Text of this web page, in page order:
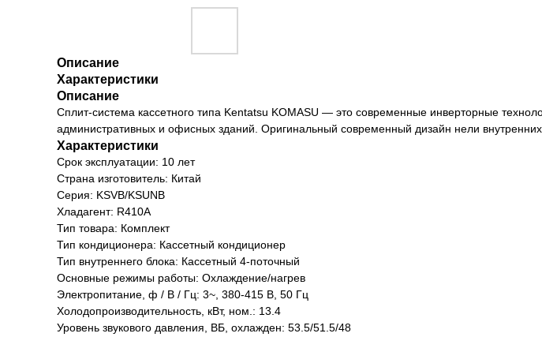
Описание
Характеристики
Описание
Сплит-система кассетного типа Kentatsu KOMASU — это современные инверторные
административных и офисных зданий. Оригинальный современный дизайн нели
Характеристики
Срок эксплуатации: 10 лет
Страна изготовитель: Китай
Серия: KSVB/KSUNB
Хладагент: R410A
Тип товара: Комплект
Тип кондиционера: Кассетный кондиционер
Тип внутреннего блока: Кассетный 4-поточный
Основные режимы работы: Охлаждение/нагрев
Электропитание, ф / В / Гц: 3~, 380-415 В, 50 Гц
Холодопроизводительность, кВт, ном.: 13.4
Уровень звукового давления, ВБ, охлажден: 53.5/51.5/48